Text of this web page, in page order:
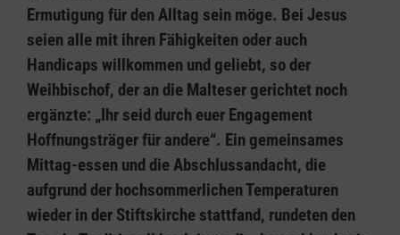
Ermutigung für den Alltag sein möge. Bei Jesus
seien alle mit ihren Fähigkeiten oder auch
Handicaps willkommen und geliebt, so der
Weihbischof, der an die Malteser gerichtet noch
ergänzte: „Ihr seid durch euer Engagement
Hoffnungsträger für andere“. Ein gemeinsames
Mittag-essen und die Abschlussandacht, die
aufgrund der hochsommerlichen Temperaturen
wieder in der Stiftskirche stattfand, rundeten den